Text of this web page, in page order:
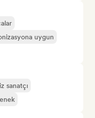
uygun
sanatçı